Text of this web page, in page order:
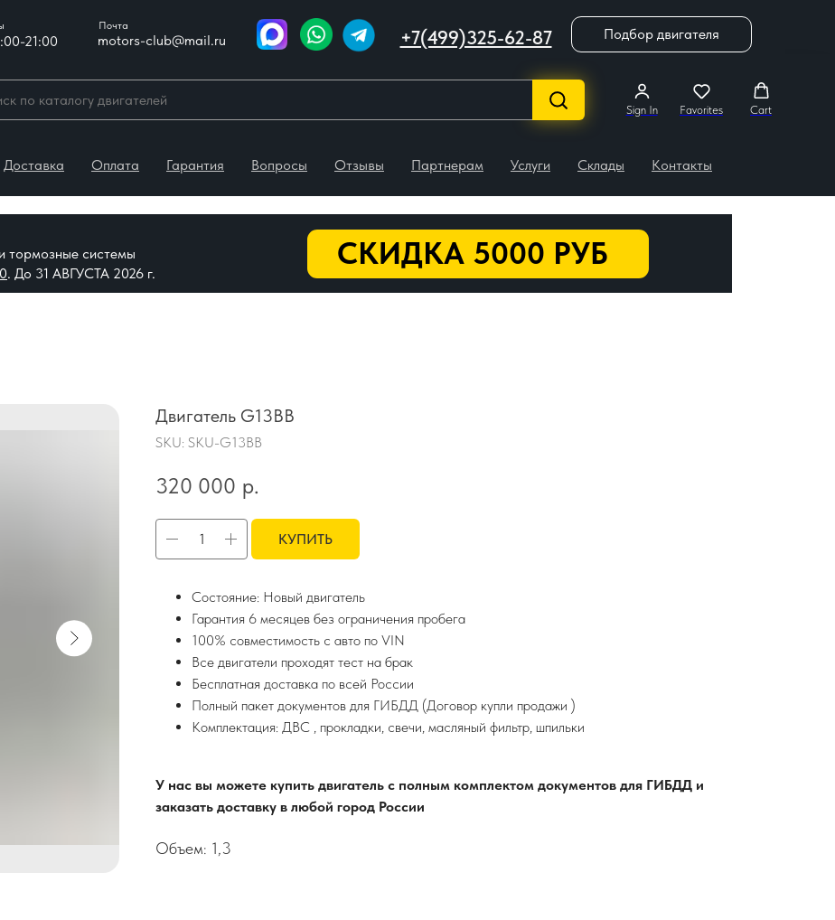
+7(499)325-62-87
21:00
Почта
motors-club@mail.ru Подбор двигателя
Sign In Favorites Cart
Доставка Оплата Гарантия Вопросы Отзывы Партнерам Услуги Склады Контакты
СКИДКА 5000 РУБ
тормозные системы
. До 31 АВГУСТА 2026 г.
Двигатель G13BB
SKU: SKU-G13BB
320 000 р.
КУПИТЬ
Состояние: Новый двигатель
Гарантия 6 месяцев без ограничения пробега
100% совместимость с авто по VIN
Все двигатели проходят тест на брак
Бесплатная доставка по всей России
Полный пакет документов для ГИБДД (Договор купли продажи )
Комплектация: ДВС , прокладки, свечи, масляный фильтр, шпильки
У нас вы можете купить двигатель с полным комплектом документов для ГИБДД и
заказать доставку в любой город России
Объем: 1,3